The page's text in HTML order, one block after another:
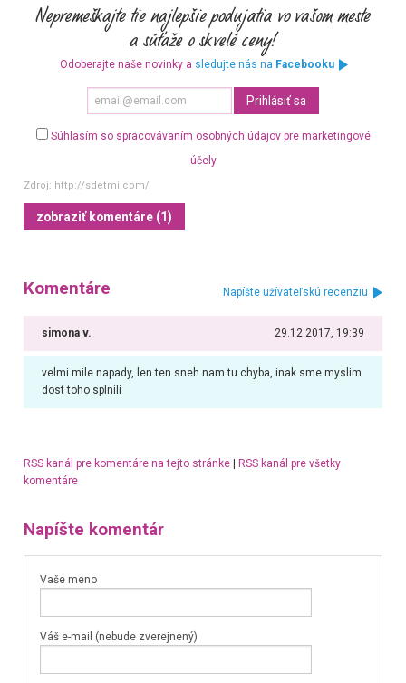
Odoberajte naše novinky a sledujte nás na Facebooku
Súhlasím so spracovávaním osobných údajov pre marketingové
účely
Zdroj: http://sdetmi.com/
zobraziť komentáre (1)
Komentáre Napíšte užívateľskú recenziu
simona v. 29.12.2017, 19:39
velmi mile napady, len ten sneh nam tu chyba, inak sme myslim
dost toho splnili
RSS kanál pre komentáre na tejto stránke|
RSS kanál pre všetky
komentáre
Napíšte komentár
Vaše meno
Váš e-mail (nebude zverejnený)